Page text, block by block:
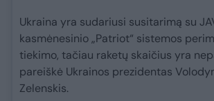
Ukraina yra sudariusi susitarimą su
kasmėnesinio „Patriot“ sistemos
tiekimo, tačiau raketų skaičius yra
pareiškė Ukrainos prezidentas
Zelenskis.